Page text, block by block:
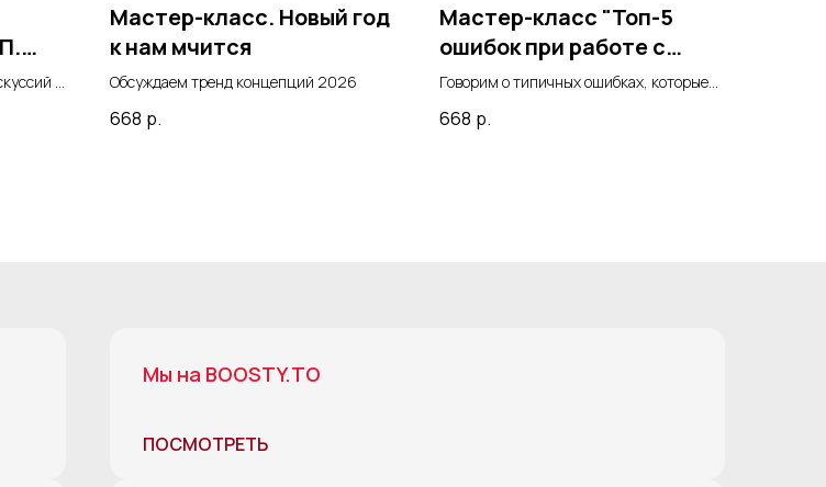
о
Мастер-класс. Новый год
к нам мчится
Обсуждаем тренд концепций 2026
668 р.
Мастер-класс "Топ-5
ошибок при работе с
корп. культурой"
Говорим о типичных ошибках, которые
корпоративной культурой
668 р.
Мы на BOOSTY.TO
ПОСМОТРЕТЬ